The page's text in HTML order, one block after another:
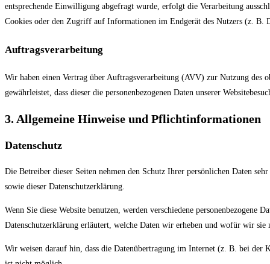
entsprechende Einwilligung abgefragt wurde, erfolgt die Verarbeitung
Cookies oder den Zugriff auf Informationen im Endgerät des Nutzers (z.
Auftragsverarbeitung
Wir haben einen Vertrag über Auftragsverarbeitung (AVV) zur Nutzung des
gewährleistet, dass dieser die personenbezogenen Daten unserer
3. Allgemeine Hinweise und Pflicht­informationen
Datenschutz
Die Betreiber dieser Seiten nehmen den Schutz Ihrer persönlichen Daten
sowie dieser Datenschutzerklärung.
Wenn Sie diese Website benutzen, werden verschiedene
Datenschutzerklärung erläutert, welche Daten wir erheben und wofür wir
Wir weisen darauf hin, dass die Datenübertragung im Internet (z. B. bei